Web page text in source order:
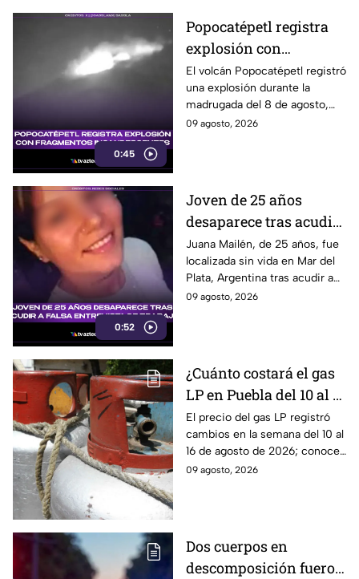
0:45
Popocatépetl registra
explosión con
fragmentos
incandescentes
El volcán Popocatépetl registró
una explosión durante la
madrugada del 8 de agosto,
acompañada de fragmentos
09 agosto, 2026
0:52
Joven de 25 años
desaparece tras acudir
a falsa entrevista de
trabajo
Juana Mailén, de 25 años, fue
localizada sin vida en Mar del
Plata, Argentina tras acudir a
una presunta entrevista de
09 agosto, 2026
¿Cuánto costará el gas
LP en Puebla del 10 al 16
de agosto? Este será el
precio
El precio del gas LP registró
cambios en la semana del 10 al
16 de agosto de 2026; conoce
cuánto costará el kilo y el
09 agosto, 2026
Dos cuerpos en
descomposición fueron